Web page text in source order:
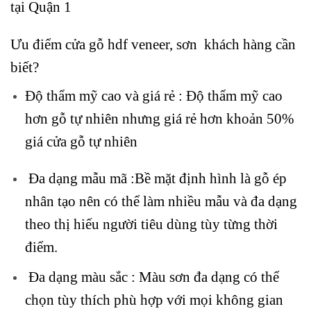
tại Quận 1
Ưu điểm cửa gỗ hdf veneer, sơn khách hàng cần
biết?
Độ thẩm mỹ cao và giá rẻ: Độ thẩm mỹ cao
hơn gỗ tự nhiên nhưng giá rẻ hơn khoản 50%
giá cửa gỗ tự nhiên
Đa dạng mẫu mã :Bề mặt định hình là gỗ ép
nhân tạo nên có thể làm nhiều mẫu và đa dạng
theo thị hiếu người tiêu dùng tùy từng thời
điểm.
Đa dạng màu sắc: Màu sơn đa dạng có thể
chọn tùy thích phù hợp với mọi không gian